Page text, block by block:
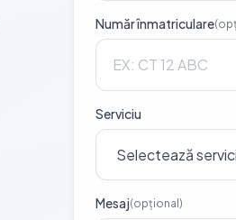
Număr înmatriculare
Serviciu
Mesaj(opțional)